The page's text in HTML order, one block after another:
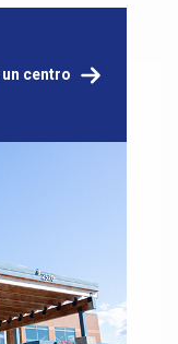
un centro